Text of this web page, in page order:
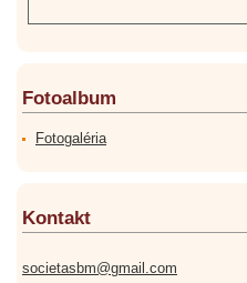
Fotoalbum
Fotogaléria
Kontakt
societasbm@gmail.com